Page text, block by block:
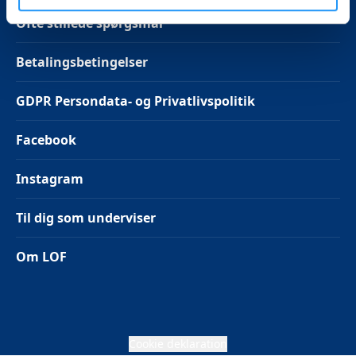
Ofte stillede spørgsmål
Betalingsbetingelser
GDPR Persondata- og Privatlivspolitik
Facebook
Instagram
Til dig som underviser
Om LOF